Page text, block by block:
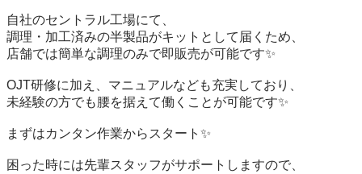
自社のセントラル工場にて、
調理・加工済みの半製品がキットとして届くため、
店舗では簡単な調理のみで即販売が可能です✨
OJT研修に加え、マニュアルなども充実しており、
未経験の方でも腰を据えて働くことが可能です✨
まずはカンタン作業からスタート✨
困った時には先輩スタッフがサポートしますので、